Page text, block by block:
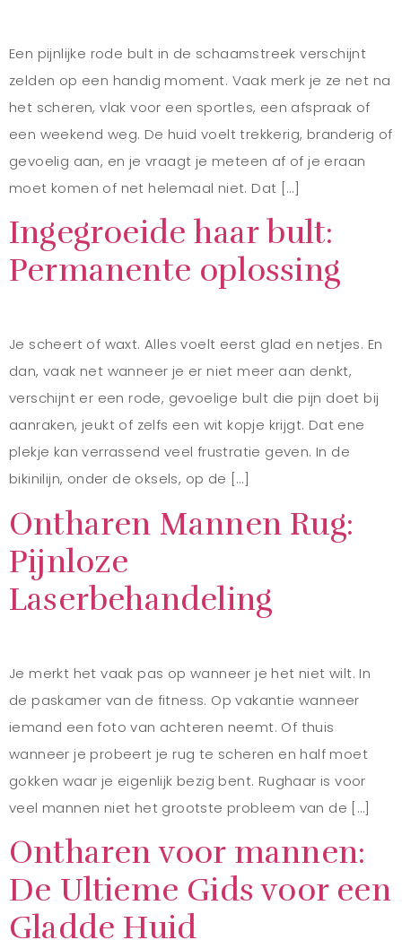
Een pijnlijke rode bult in de schaamstreek verschijnt
zelden op een handig moment. Vaak merk je ze net na
het scheren, vlak voor een sportles, een afspraak of
een weekend weg. De huid voelt trekkerig, branderig of
gevoelig aan, en je vraagt je meteen af of je eraan
moet komen of net helemaal niet. Dat […]
Ingegroeide haar bult:
Permanente oplossing
Je scheert of waxt. Alles voelt eerst glad en netjes. En
dan, vaak net wanneer je er niet meer aan denkt,
verschijnt er een rode, gevoelige bult die pijn doet bij
aanraken, jeukt of zelfs een wit kopje krijgt. Dat ene
plekje kan verrassend veel frustratie geven. In de
bikinilijn, onder de oksels, op de […]
Ontharen Mannen Rug:
Pijnloze
Laserbehandeling
Je merkt het vaak pas op wanneer je het niet wilt. In
de paskamer van de fitness. Op vakantie wanneer
iemand een foto van achteren neemt. Of thuis
wanneer je probeert je rug te scheren en half moet
gokken waar je eigenlijk bezig bent. Rughaar is voor
veel mannen niet het grootste probleem van de […]
Ontharen voor mannen:
De Ultieme Gids voor een
Gladde Huid